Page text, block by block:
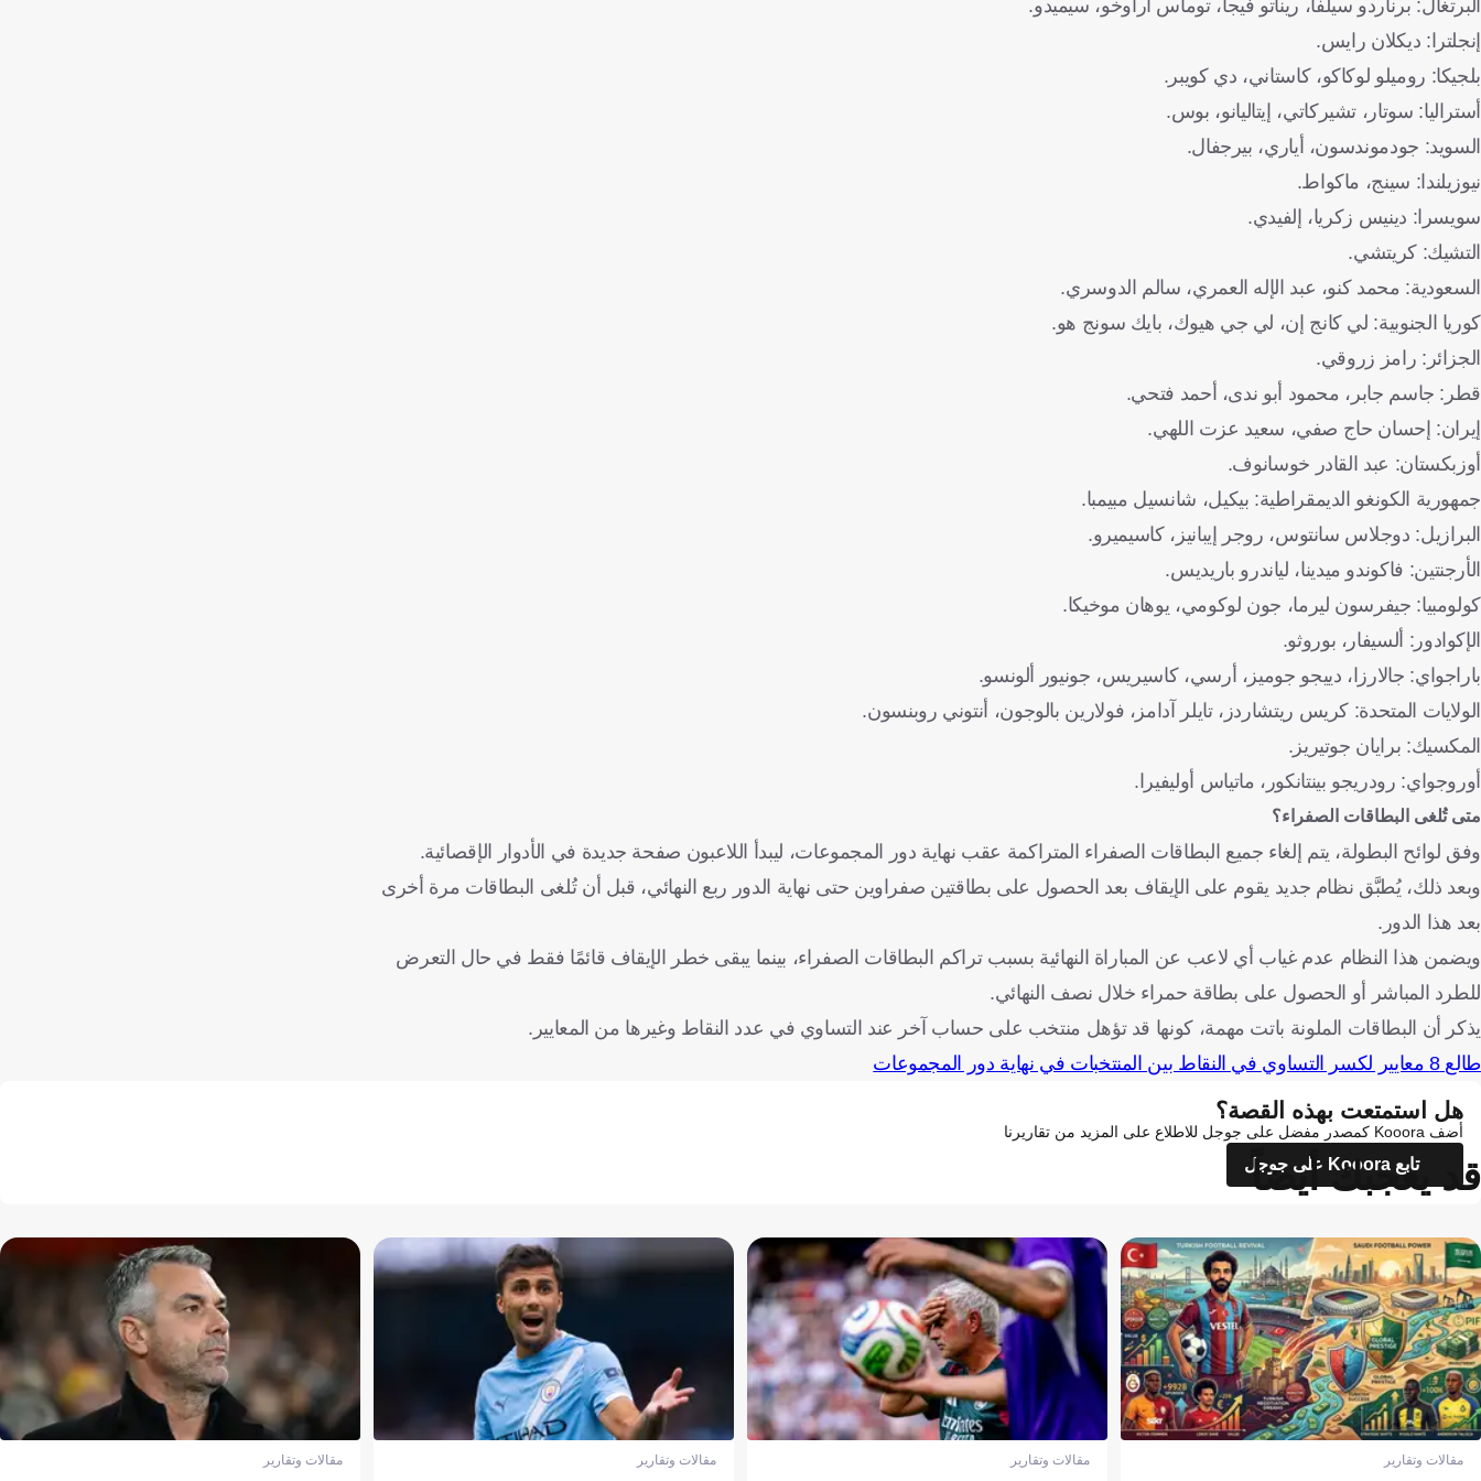
البرتغال: برناردو سيلفا، ريناتو فيجا، توماس أراوخو، سيميدو.
إنجلترا: ديكلان رايس.
بلجيكا: روميلو لوكاكو، كاستاني، دي كويبر.
أستراليا: سوتار، تشيركاتي، إيتاليانو، بوس.
السويد: جودموندسون، أياري، بيرجفال.
نيوزيلندا: سينج، ماكواط.
سويسرا: دينيس زكريا، إلفيدي.
التشيك: كريتشي.
السعودية: محمد كنو، عبد الإله العمري، سالم الدوسري.
كوريا الجنوبية: لي كانج إن، لي جي هيوك، بايك سونج هو.
الجزائر: رامز زروقي.
قطر: جاسم جابر، محمود أبو ندى، أحمد فتحي.
إيران: إحسان حاج صفي، سعيد عزت اللهي.
أوزبكستان: عبد القادر خوسانوف.
جمهورية الكونغو الديمقراطية: بيكيل، شانسيل مبيمبا.
البرازيل: دوجلاس سانتوس، روجر إيبانيز، كاسيميرو.
الأرجنتين: فاكوندو ميدينا، لياندرو باريديس.
كولومبيا: جيفرسون ليرما، جون لوكومي، يوهان موخيكا.
الإكوادور: ألسيفار، بوروثو.
باراجواي: جالارزا، دييجو جوميز، أرسي، كاسيريس، جونيور ألونسو.
الولايات المتحدة: كريس ريتشاردز، تايلر آدامز، فولارين بالوجون، أنتوني روبنسون.
المكسيك: برايان جوتيريز.
أوروجواي: رودريجو بينتانكور، ماتياس أوليفيرا.
متى تُلغى البطاقات الصفراء؟
وفق لوائح البطولة، يتم إلغاء جميع البطاقات الصفراء المتراكمة عقب نهاية دور المجموعات، ليبدأ اللاعبون صفحة جديدة في الأدوار الإقصائية.
وبعد ذلك، يُطبَّق نظام جديد يقوم على الإيقاف بعد الحصول على بطاقتين صفراوين حتى نهاية الدور ربع النهائي، قبل أن تُلغى البطاقات مرة أخرى
بعد هذا الدور.
ويضمن هذا النظام عدم غياب أي لاعب عن المباراة النهائية بسبب تراكم البطاقات الصفراء، بينما يبقى خطر الإيقاف قائمًا فقط في حال التعرض
للطرد المباشر أو الحصول على بطاقة حمراء خلال نصف النهائي.
يذكر أن البطاقات الملونة باتت مهمة، كونها قد تؤهل منتخب على حساب آخر عند التساوي في عدد النقاط وغيرها من المعايير.
طالع 8 معايير لكسر التساوي في النقاط بين المنتخبات في نهاية دور المجموعات
هل استمتعت بهذه القصة؟
أضف Kooora كمصدر مفضل على جوجل للاطلاع على المزيد من تقاريرنا
تابع Kooora على جوجل
قد يعجبك أيضاً
مقالات وتقارير مقالات وتقارير مقالات وتقارير مقالات وتقارير